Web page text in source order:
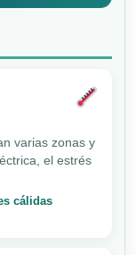
varias zonas y
el estrés
cálidas